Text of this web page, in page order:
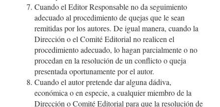
Cuando el Editor Responsable no da seguimiento
adecuado al procedimiento de quejas que le sean
remitidas por los autores. De igual manera, cuando la
Dirección o el Comité Editorial no realicen el
procedimiento adecuado, lo hagan parcialmente o no
procedan en la resolución de un conflicto o queja
presentada oportunamente por el autor.
Cuando el autor pretende dar alguna dádiva,
económica o en especie, a cualquier miembro de la
Dirección o Comité Editorial para que la resolución de